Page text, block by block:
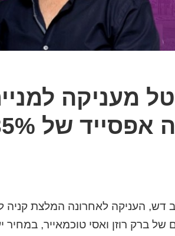
מעניקה
דש, העניקה לאחרונה המלצת קניה